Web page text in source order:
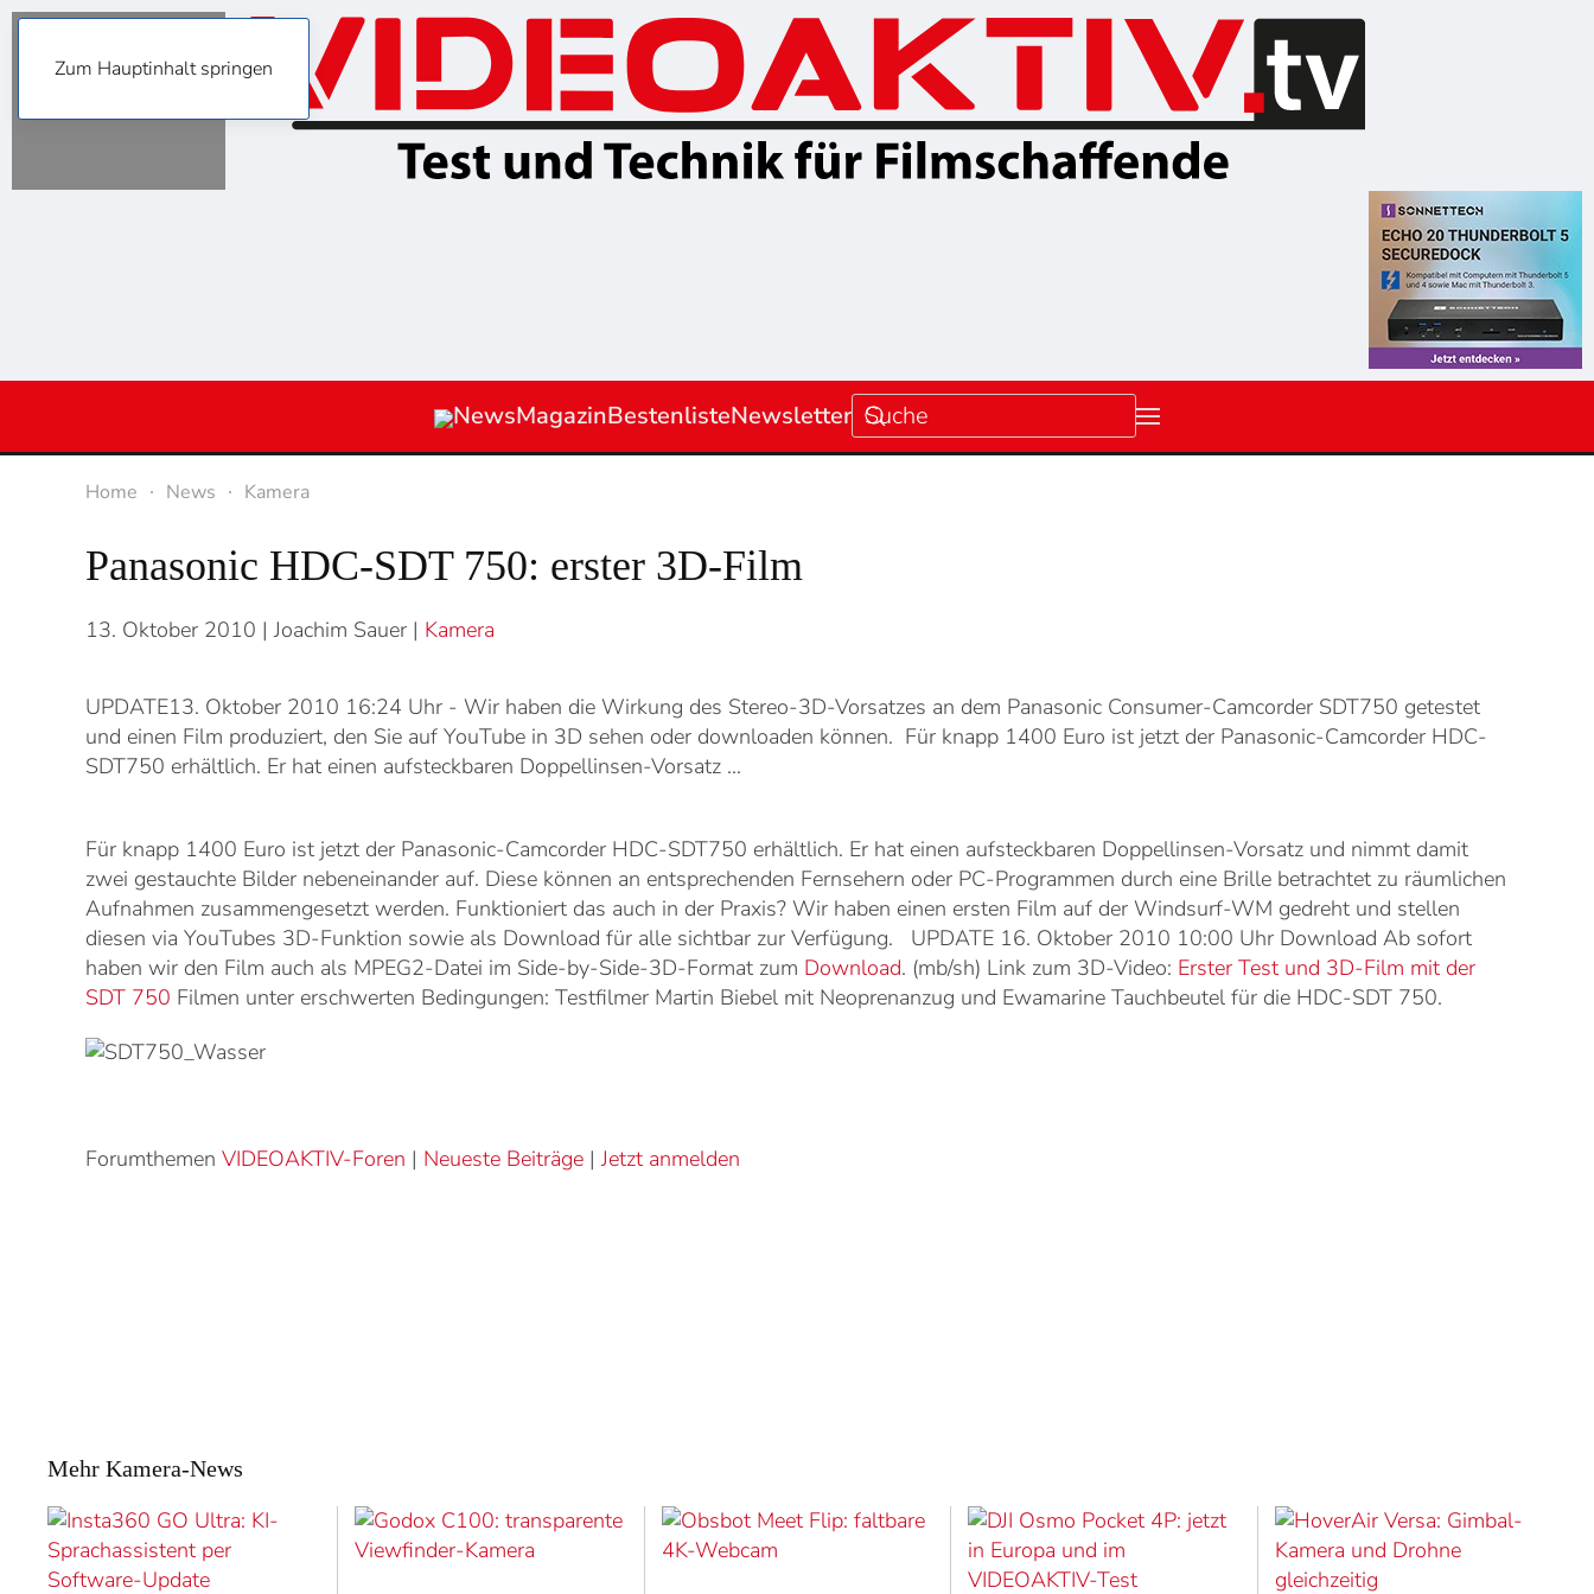
Zum Hauptinhalt springen
NewsMagazinBestenlisteNewsletter
Home News Kamera
Panasonic HDC-SDT 750: erster 3D-Film
13. Oktober 2010 | Joachim Sauer | Kamera
UPDATE13. Oktober 2010 16:24 Uhr - Wir haben die Wirkung des Stereo-3D-Vorsatzes an dem Panasonic Consumer-Camcorder SDT750 getestet
und einen Film produziert, den Sie auf YouTube in 3D sehen oder downloaden können. Für knapp 1400 Euro ist jetzt der Panasonic-Camcorder HDC-
SDT750 erhältlich. Er hat einen aufsteckbaren Doppellinsen-Vorsatz ...
Für knapp 1400 Euro ist jetzt der Panasonic-Camcorder HDC-SDT750 erhältlich. Er hat einen aufsteckbaren Doppellinsen-Vorsatz und nimmt damit
zwei gestauchte Bilder nebeneinander auf. Diese können an entsprechenden Fernsehern oder PC-Programmen durch eine Brille betrachtet zu räumlichen
Aufnahmen zusammengesetzt werden. Funktioniert das auch in der Praxis? Wir haben einen ersten Film auf der Windsurf-WM gedreht und stellen
diesen via YouTubes 3D-Funktion sowie als Download für alle sichtbar zur Verfügung. UPDATE 16. Oktober 2010 10:00 Uhr Download Ab sofort
haben wir den Film auch als MPEG2-Datei im Side-by-Side-3D-Format zum Download. (mb/sh) Link zum 3D-Video: Erster Test und 3D-Film mit der
SDT 750 Filmen unter erschwerten Bedingungen: Testfilmer Martin Biebel mit Neoprenanzug und Ewamarine Tauchbeutel für die HDC-SDT 750.
Forumthemen VIDEOAKTIV-Foren | Neueste Beiträge |Jetzt anmelden
Mehr Kamera-News